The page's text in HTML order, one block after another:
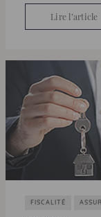
Lire l’article
FISCALITÉ